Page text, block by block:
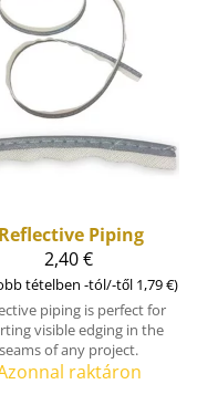
Reflective Piping
2,40 €
tételben -tól/-től 1,79 €)
piping is perfect for
visible edging in the
seams of any project.
raktáron